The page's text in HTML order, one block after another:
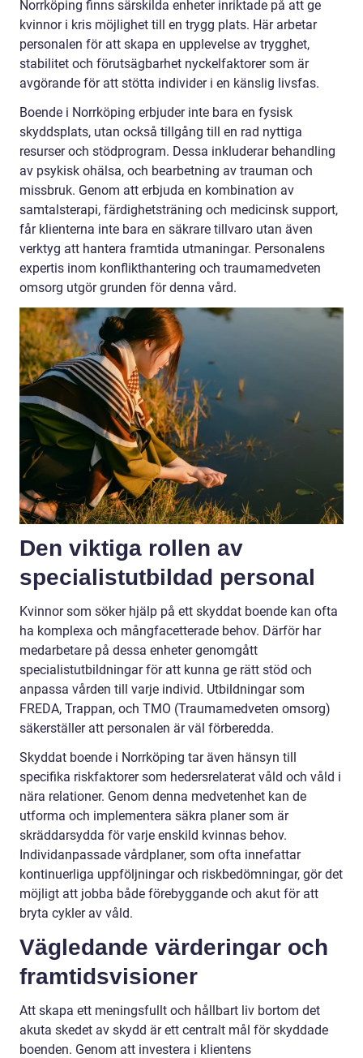
Norrköping finns särskilda enheter inriktade på att ge
kvinnor i kris möjlighet till en trygg plats. Här arbetar
personalen för att skapa en upplevelse av trygghet,
stabilitet och förutsägbarhet nyckelfaktorer som är
avgörande för att stötta individer i en känslig livsfas.
Boende i Norrköping erbjuder inte bara en fysisk
skyddsplats, utan också tillgång till en rad nyttiga
resurser och stödprogram. Dessa inkluderar behandling
av psykisk ohälsa, och bearbetning av trauman och
missbruk. Genom att erbjuda en kombination av
samtalsterapi, färdighetsträning och medicinsk support,
får klienterna inte bara en säkrare tillvaro utan även
verktyg att hantera framtida utmaningar. Personalens
expertis inom konflikthantering och traumamedveten
omsorg utgör grunden för denna vård.
Den viktiga rollen av
specialistutbildad personal
Kvinnor som söker hjälp på ett skyddat boende kan ofta
ha komplexa och mångfacetterade behov. Därför har
medarbetare på dessa enheter genomgått
specialistutbildningar för att kunna ge rätt stöd och
anpassa vården till varje individ. Utbildningar som
FREDA, Trappan, och TMO (Traumamedveten omsorg)
säkerställer att personalen är väl förberedda.
Skyddat boende i Norrköping tar även hänsyn till
specifika riskfaktorer som hedersrelaterat våld och våld i
nära relationer. Genom denna medvetenhet kan de
utforma och implementera säkra planer som är
skräddarsydda för varje enskild kvinnas behov.
Individanpassade vårdplaner, som ofta innefattar
kontinuerliga uppföljningar och riskbedömningar, gör det
möjligt att jobba både förebyggande och akut för att
bryta cykler av våld.
Vägledande värderingar och
framtidsvisioner
Att skapa ett meningsfullt och hållbart liv bortom det
akuta skedet av skydd är ett centralt mål för skyddade
boenden. Genom att investera i klientens